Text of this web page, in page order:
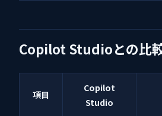
Copilot Studioとの比
項目
Copilot
Studio